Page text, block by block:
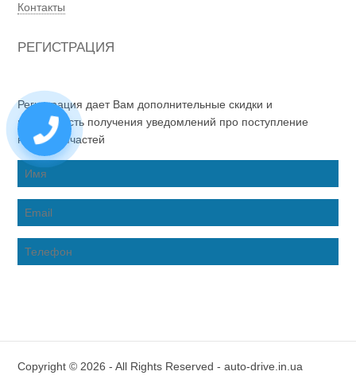
Контакты
РЕГИСТРАЦИЯ
Регистрация дает Вам дополнительные скидки и
возможность получения уведомлений про поступление
новых запчастей
Copyright © 2026 - All Rights Reserved - auto-drive.in.ua